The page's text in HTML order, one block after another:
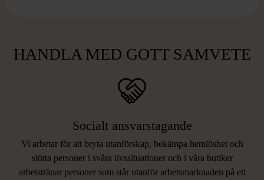
HANDLA MED GOTT SAMVETE
Socialt ansvarstagande
Vi arbetar för att bryta utanförskap, bekämpa hemlöshet och
stötta personer i svåra livssituationer och i våra butiker
arbetstränar personer som står utanför arbetsmarknaden på ett